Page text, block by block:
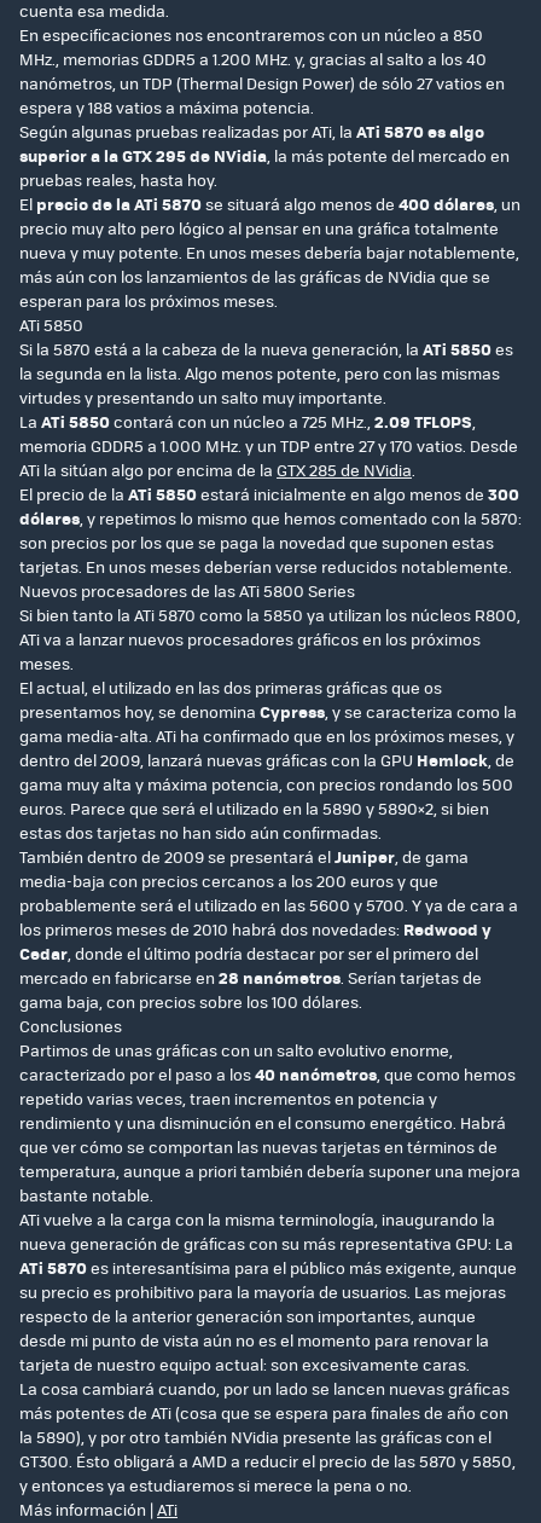
cuenta esa medida.
En especificaciones nos encontraremos con un núcleo a 850
MHz., memorias GDDR5 a 1.200 MHz. y, gracias al salto a los 40
nanómetros, un TDP (Thermal Design Power) de sólo 27 vatios en
espera y 188 vatios a máxima potencia.
Según algunas pruebas realizadas por ATi, la ATi 5870 es algo
superior a la GTX 295 de NVidia, la más potente del mercado en
pruebas reales, hasta hoy.
El precio de la ATi 5870se situará algo menos de 400 dólares, un
precio muy alto pero lógico al pensar en una gráfica totalmente
nueva y muy potente. En unos meses debería bajar notablemente,
más aún con los lanzamientos de las gráficas de NVidia que se
esperan para los próximos meses.
ATi 5850
Si la 5870 está a la cabeza de la nueva generación, la ATi 5850es
la segunda en la lista. Algo menos potente, pero con las mismas
virtudes y presentando un salto muy importante.
La ATi 5850contará con un núcleo a 725 MHz.,2.09 TFLOPS,
memoria GDDR5 a 1.000 MHz. y un TDP entre 27 y 170 vatios. Desde
ATi la sitúan algo por encima de la GTX 285 de NVidia.
El precio de la ATi 5850estará inicialmente en algo menos de 300
dólares, y repetimos lo mismo que hemos comentado con la 5870:
son precios por los que se paga la novedad que suponen estas
tarjetas. En unos meses deberían verse reducidos notablemente.
Nuevos procesadores de las ATi 5800 Series
Si bien tanto la ATi 5870 como la 5850 ya utilizan los núcleos R800,
ATi va a lanzar nuevos procesadores gráficos en los próximos
meses.
El actual, el utilizado en las dos primeras gráficas que os
presentamos hoy, se denomina Cypress, y se caracteriza como la
gama media-alta. ATi ha confirmado que en los próximos meses, y
dentro del 2009, lanzará nuevas gráficas con la GPU Hemlock, de
gama muy alta y máxima potencia, con precios rondando los 500
euros. Parece que será el utilizado en la 5890 y 5890×2, si bien
estas dos tarjetas no han sido aún confirmadas.
También dentro de 2009 se presentará elJuniper, de gama
media-baja con precios cercanos a los 200 euros y que
probablemente será el utilizado en las 5600 y 5700. Y ya de cara a
los primeros meses de 2010 habrá dos novedades: Redwood y
Cedar, donde el último podría destacar por ser el primero del
mercado en fabricarse en 28 nanómetros. Serían tarjetas de
gama baja, con precios sobre los 100 dólares.
Conclusiones
Partimos de unas gráficas con un salto evolutivo enorme,
caracterizado por el paso a los40 nanómetros, que como hemos
repetido varias veces, traen incrementos en potencia y
rendimiento y una disminución en el consumo energético. Habrá
que ver cómo se comportan las nuevas tarjetas en términos de
temperatura, aunque a priori también debería suponer una mejora
bastante notable.
ATi vuelve a la carga con la misma terminología, inaugurando la
nueva generación de gráficas con su más representativa GPU: La
ATi 5870es interesantísima para el público más exigente, aunque
su precio es prohibitivo para la mayoría de usuarios. Las mejoras
respecto de la anterior generación son importantes, aunque
desde mi punto de vista aún no es el momento para renovar la
tarjeta de nuestro equipo actual: son excesivamente caras.
La cosa cambiará cuando, por un lado se lancen nuevas gráficas
más potentes de ATi (cosa que se espera para finales de año con
la 5890), y por otro también NVidia presente las gráficas con el
GT300. Ésto obligará a AMD a reducir el precio de las 5870 y 5850,
y entonces ya estudiaremos si merece la pena o no.
Más información |ATi